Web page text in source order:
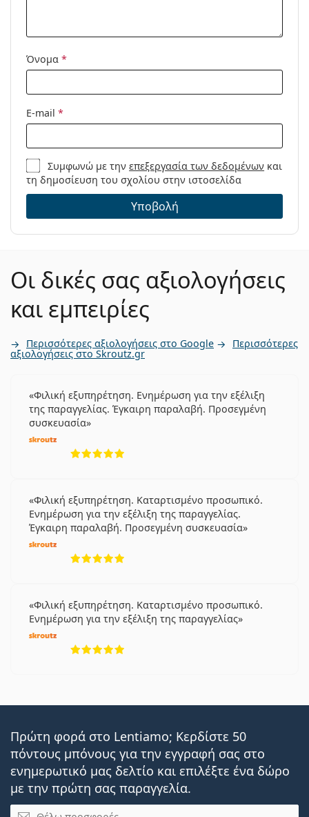
Μοντέλο:
Όνομα *
E-mail *
Συμφωνώ με τηνεπεξεργασία των δεδομένων και
τη δημοσίευση του σχολίου στην ιστοσελίδα
Υποβολή
Οι δικές σας αξιολογήσεις
και εμπειρίες
Περισσότερες αξιολογήσεις στο Google Περισσότερες
αξιολογήσεις στο Skroutz.gr
Φιλική εξυπηρέτηση. Ενημέρωση για την εξέλιξη
της παραγγελίας. Έγκαιρη παραλαβή. Προσεγμένη
συσκευασία
Φιλική εξυπηρέτηση. Καταρτισμένο προσωπικό.
Ενημέρωση για την εξέλιξη της παραγγελίας.
Έγκαιρη παραλαβή. Προσεγμένη συσκευασία
Φιλική εξυπηρέτηση. Καταρτισμένο προσωπικό.
Ενημέρωση για την εξέλιξη της παραγγελίας
Πρώτη φορά στο Lentiamo; Κερδίστε 50
πόντους μπόνους για την εγγραφή σας στο
ενημερωτικό μας δελτίο και επιλέξτε ένα δώρο
με την πρώτη σας παραγγελία.
Email